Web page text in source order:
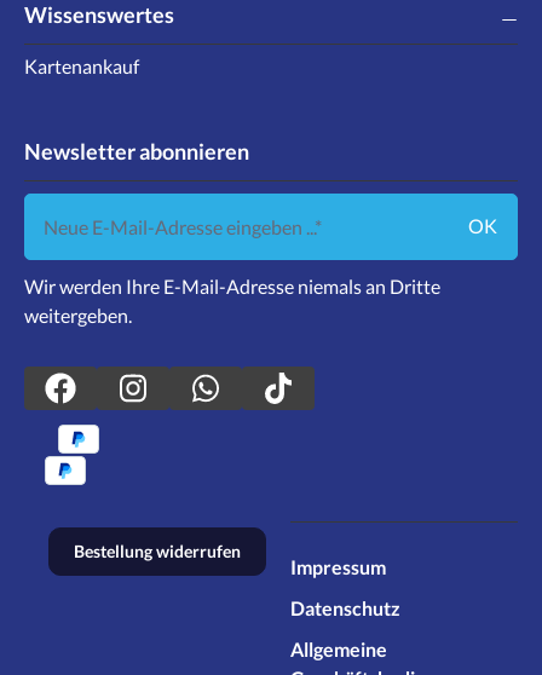
Wissenswertes
Kartenankauf
Newsletter abonnieren
Neue E-Mail-Adresse eingeben ...
OK
Wir werden Ihre E-Mail-Adresse niemals an Dritte
weitergeben.
Bestellung widerrufen
Impressum
Datenschutz
Allgemeine